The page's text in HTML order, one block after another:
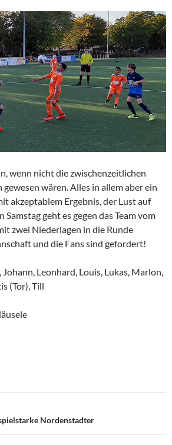
wenn nicht die zwischenzeitlichen
wären. Alles in allem aber ein
akzeptablem Ergebnis, der Lust auf
Samstag geht es gegen das Team vom
zwei Niederlagen in die Runde
und die Fans sind gefordert!
Leonhard, Louis, Lukas, Marlon,
(Tor), Till
Nordenstadter